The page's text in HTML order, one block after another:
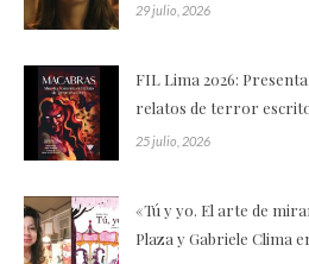
29 julio, 2026
FIL Lima 2026:
relatos de terror
25 julio, 2026
«Tú y yo. El arte de
Plaza y Gabriele Clima